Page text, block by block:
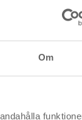
Om
en
ha